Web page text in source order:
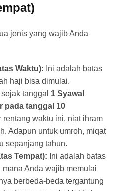
jenis yang wajib Anda
Waktu): Ini adalah batas
haji bisa dimulai.
tanggal 1 Syawal
pada tanggal 10
rentang waktu ini, niat ihram
Adapun untuk umroh, miqat
sepanjang tahun.
Tempat): Ini adalah batas
mana Anda wajib memulai
berbeda-beda tergantung